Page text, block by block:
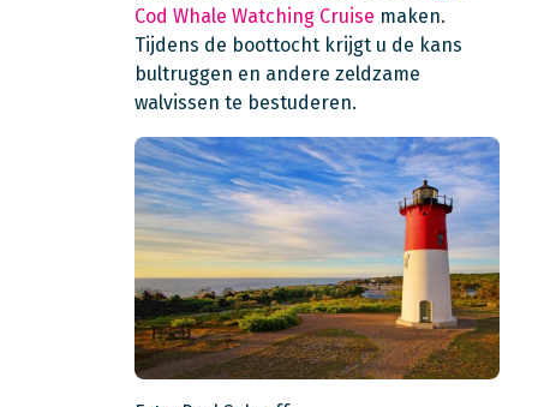
Cod Whale Watching Cruise maken.
Tijdens de boottocht krijgt u de kans
bultruggen en andere zeldzame
walvissen te bestuderen.